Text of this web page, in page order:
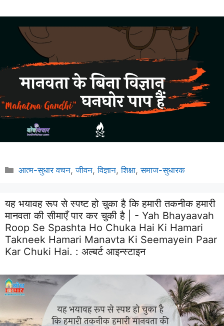
Categories
आत्म-सुधार वचन,जीवन,विज्ञान,शिक्षा,समाज-सुधारक
यह भयावह रूप से स्पष्ट हो चुका है कि हमारी तकनीक हमारी
मानवता की सीमाएँ पार कर चुकी है | - Yah Bhayaavah
Roop Se Spashta Ho Chuka Hai Ki Hamari
Takneek Hamari Manavta Ki Seemayein Paar
Kar Chuki Hai. : अल्बर्ट आइन्स्टाइन